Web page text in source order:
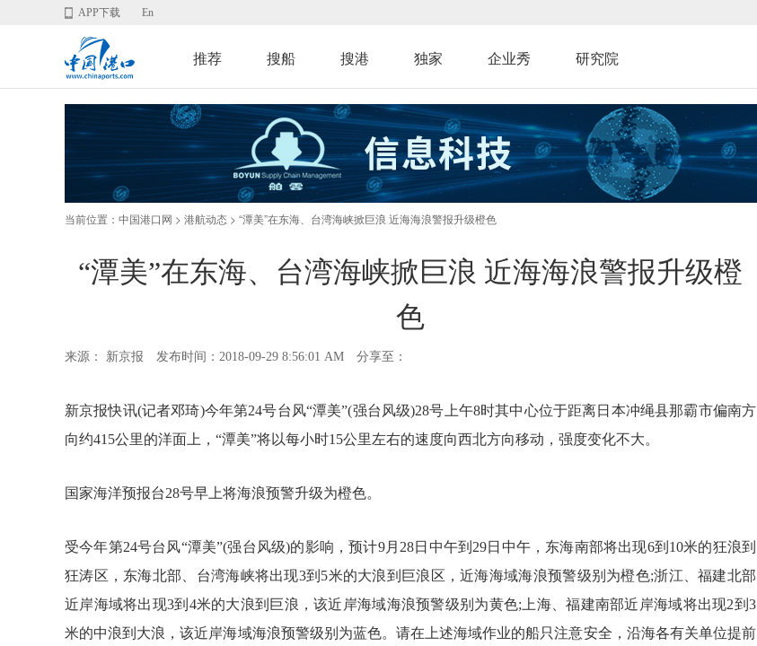
APP下载 En
推荐 搜船 搜港 独家 企业秀 研究院
当前位置： 中国港口网 > 港航动态 > “潭美”在东海、台湾海峡掀巨浪 近海海浪警报升级橙色
“潭美”在东海、台湾海峡掀巨浪 近海海浪警报升级橙
色
来源： 新京报 发布时间：2018-09-29 8:56:01 AM 分享至：
新京报快讯(记者邓琦)今年第24号台风“潭美”(强台风级)28号上午8时其中心位于距离日本冲绳县那霸市偏南方
向约415公里的洋面上，“潭美”将以每小时15公里左右的速度向西北方向移动，强度变化不大。
国家海洋预报台28号早上将海浪预警升级为橙色。
受今年第24号台风“潭美”(强台风级)的影响，预计9月28日中午到29日中午，东海南部将出现6到10米的狂浪到
狂涛区，东海北部、台湾海峡将出现3到5米的大浪到巨浪区，近海海域海浪预警级别为橙色;浙江、福建北部
近岸海域将出现3到4米的大浪到巨浪，该近岸海域海浪预警级别为黄色;上海、福建南部近岸海域将出现2到3
米的中浪到大浪，该近岸海域海浪预警级别为蓝色。请在上述海域作业的船只注意安全，沿海各有关单位提前